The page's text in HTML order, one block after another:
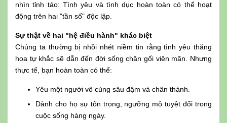
nhìn tỉnh táo: Tình yêu và tình dục hoàn toàn có thể hoạt
động trên hai "tần số" độc lập.
Sự thật về hai "hệ điều hành" khác biệt
Chúng ta thường bị nhồi nhét niềm tin rằng tình yêu thăng
hoa tự khắc sẽ dẫn đến đời sống chăn gối viên mãn. Nhưng
thực tế, bạn hoàn toàn có thể:
Yêu một người vô cùng sâu đậm và chân thành.
Dành cho họ sự tôn trọng, ngưỡng mộ tuyệt đối trong
cuộc sống hàng ngày.